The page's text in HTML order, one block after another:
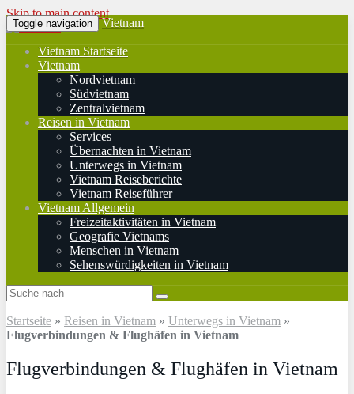
Skip to main content
Toggle navigation Vietnam
Vietnam Startseite
Vietnam
Nordvietnam
Südvietnam
Zentralvietnam
Reisen in Vietnam
Services
Übernachten in Vietnam
Unterwegs in Vietnam
Vietnam Reiseberichte
Vietnam Reiseführer
Vietnam Allgemein
Freizeitaktivitäten in Vietnam
Geografie Vietnams
Menschen in Vietnam
Sehenswürdigkeiten in Vietnam
Startseite » Reisen in Vietnam » Unterwegs in Vietnam »
Flugverbindungen & Flughäfen in Vietnam
Flugverbindungen & Flughäfen in Vietnam